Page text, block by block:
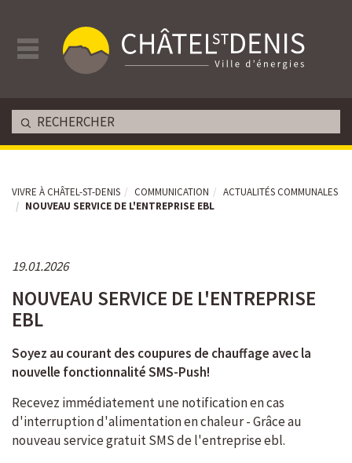
VIVRE À CHÂTEL-ST-DENIS COMMUNICATION
ACTUALITÉS COMMUNALES
NOUVEAU SERVICE DE L'ENTREPRISE EBL
19.01.2026
NOUVEAU SERVICE DE L'ENTREPRISE
EBL
Soyez au courant des coupures de chauffage avec la
nouvelle fonctionnalité SMS-Push!
Recevez immédiatement une notification en cas
d'interruption d'alimentation en chaleur - Grâce au
nouveau service gratuit SMS de l'entreprise ebl.